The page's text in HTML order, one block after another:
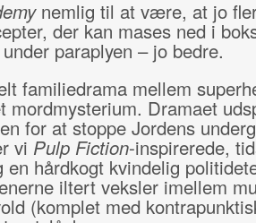
nemlig til at være, at jo
der kan mases ned i
paraplyen – jo bedre.
familiedrama mellem
mordmysterium. Dramaet
for at stoppe Jordens
vi Pulp Fiction-inspirerede,
en hårdkogt kvindelig
iltert veksler imellem
(komplet med